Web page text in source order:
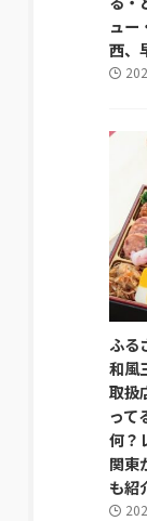
ュー
西、
ふる
和風
取扱
って
何？
関東
も紹